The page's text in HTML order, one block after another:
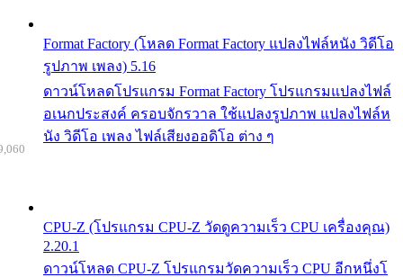
Format Factory (โหลด Format Factory แปลงไฟล์หนัง วิดีโอ
รูปภาพ เพลง) 5.16
ดาวน์โหลดโปรแกรม Format Factory โปรแกรมแปลงไฟล์
อเนกประสงค์ ครอบจักรวาล ใช้แปลงรูปภาพ แปลงไฟล์ห
นัง วิดีโอ เพลง ไฟล์เสียงออดิโอ ต่าง ๆ
CPU-Z (โปรแกรม CPU-Z วัดดูความเร็ว CPU เครื่องคุณ)
2.20.1
ดาวน์โหลด CPU-Z โปรแกรมวัดความเร็ว CPU อีกหนึ่งโ